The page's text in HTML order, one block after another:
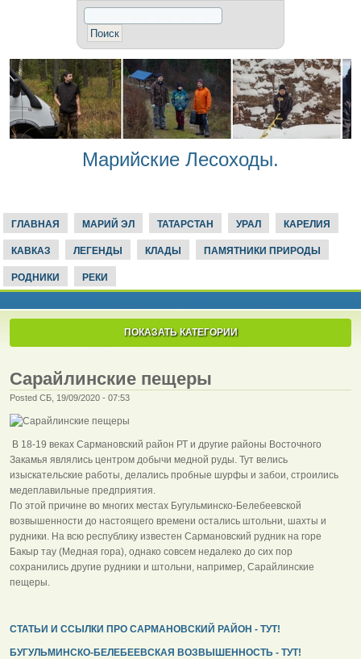
Марийские Лесоходы.
ГЛАВНАЯ МАРИЙ ЭЛ ТАТАРСТАН УРАЛ КАРЕЛИЯ
КАВКАЗ ЛЕГЕНДЫ КЛАДЫ ПАМЯТНИКИ ПРИРОДЫ
РОДНИКИ РЕКИ
ПОКАЗАТЬ КАТЕГОРИИ
Сарайлинские пещеры
Posted СБ, 19/09/2020 - 07:53
В 18-19 веках Сармановский район РТ и другие районы Восточного
Закамья являлись центром добычи медной руды. Тут велись
изыскательские работы, делались пробные шурфы и забои, строились
медеплавильные предприятия.
По этой причине во многих местах Бугульминско-Белебеевской
возвышенности до настоящего времени остались штольни, шахты и
рудники. На всю республику известен Сармановский рудник на горе
Бакыр тау (Медная гора), однако совсем недалеко до сих пор
сохранились другие рудники и штольни, например, Сарайлинские
пещеры.
СТАТЬИ И ССЫЛКИ ПРО САРМАНОВСКИЙ РАЙОН - ТУТ!
БУГУЛЬМИНСКО-БЕЛЕБЕЕВСКАЯ ВОЗВЫШЕННОСТЬ - ТУТ!